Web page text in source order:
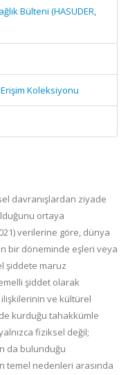
Bülteni (HASUDER,
Erişim Koleksiyonu
davranışlardan ziyade
ortaya
verilerine göre, dünya
bir döneminde eşleri veya
şiddete maruz
şiddet olarak
ve kültürel
kurduğu tahakkümle
fiziksel değil;
da bulunduğu
temel nedenleri arasında